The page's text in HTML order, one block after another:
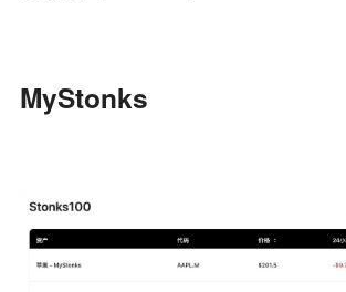
MyStonks